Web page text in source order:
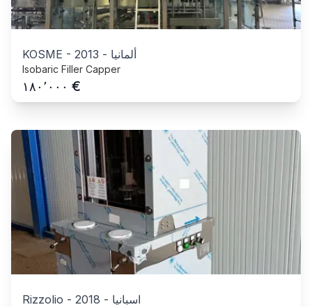
KOSME - 2013 - ألمانيا
Isobaric Filler Capper
١٨٠٬٠٠٠ €
Rizzolio - 2018 - اسبانيا